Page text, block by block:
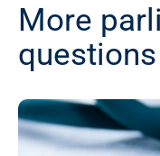
More
questions